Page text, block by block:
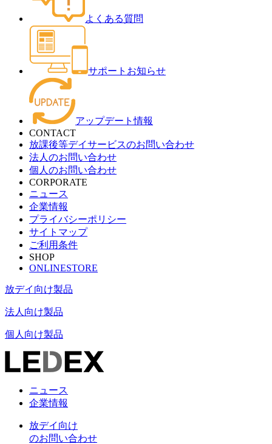
よくある質問
サポートお知らせ
アップデート情報
CONTACT
放課後等デイサービスのお問い合わせ
法人のお問い合わせ
個人のお問い合わせ
CORPORATE
ニュース
企業情報
プライバシーポリシー
サイトマップ
ご利用条件
SHOP
ONLINESTORE
放デイ向け製品
法人向け製品
個人向け製品
ニュース
企業情報
放デイ向け
のお問い合わせ